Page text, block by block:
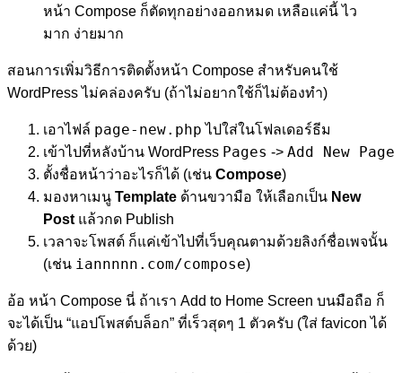
หน้า Compose ก็ตัดทุกอย่างออกหมด เหลือแค่นี้ ไว
มาก ง่ายมาก
สอนการเพิ่มวิธีการติดตั้งหน้า Compose สำหรับคนใช้
WordPress ไม่คล่องครับ (ถ้าไม่อยากใช้ก็ไม่ต้องทำ)
เอาไฟล์ page-new.php ไปใส่ในโฟลเดอร์ธีม
เข้าไปที่หลังบ้าน WordPress Pages -> Add New Page
ตั้งชื่อหน้าว่าอะไรก็ได้ (เช่น Compose)
มองหาเมนู Template ด้านขวามือ ให้เลือกเป็น New
Post แล้วกด Publish
เวลาจะโพสต์ ก็แค่เข้าไปที่เว็บคุณตามด้วยลิงก์ชื่อเพจนั้น
(เช่น iannnnn.com/compose)
อ้อ หน้า Compose นี่ ถ้าเรา Add to Home Screen บนมือถือ ก็
จะได้เป็น “แอปโพสต์บล็อก” ที่เร็วสุดๆ 1 ตัวครับ (ใส่ favicon ได้
ด้วย)